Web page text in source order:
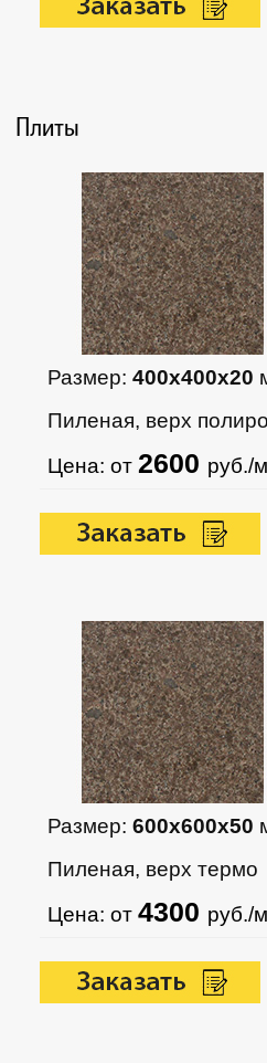
Плиты
Размер:400х400х20
Пиленая, верх
Цена: от2600 руб./
Размер:600х600х50
Пиленая, верх термо
Цена: от4300 руб./